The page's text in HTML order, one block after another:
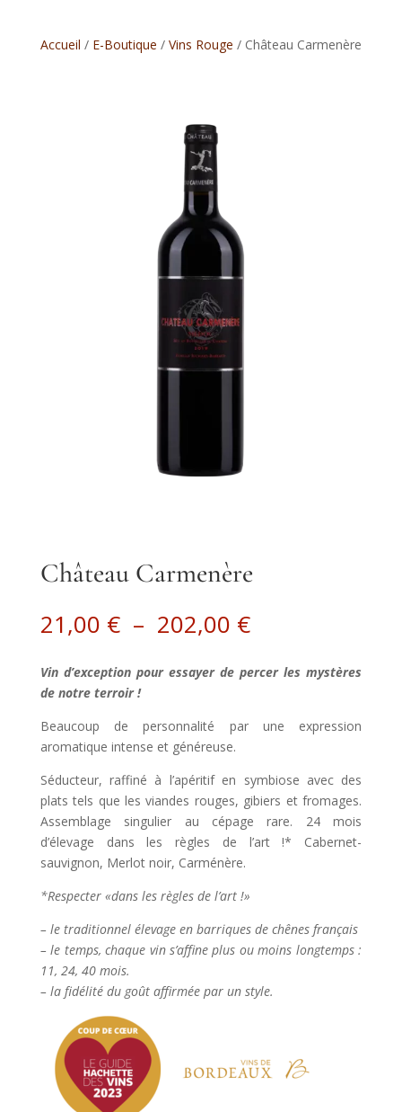
Accueil / E-Boutique / Vins Rouge / Château Carmenère
Château Carmenère
21,00 € – 202,00 €Plage
de
prix :
21,00 €
202,00 €
Vin d’exception pour essayer de percer les mystères
de notre terroir !
Beaucoup de personnalité par une expression
aromatique intense et généreuse.
Séducteur, raffiné à l’apéritif en symbiose avec des
plats tels que les viandes rouges, gibiers et fromages.
Assemblage singulier au cépage rare. 24 mois
d’élevage dans les règles de l’art !* Cabernet-
sauvignon, Merlot noir, Carménère.
*Respecter «dans les règles de l’art !»
– le traditionnel élevage en barriques de chênes français
– le temps, chaque vin s’affine plus ou moins longtemps :
11, 24, 40 mois.
– la fidélité du goût affirmée par un style.